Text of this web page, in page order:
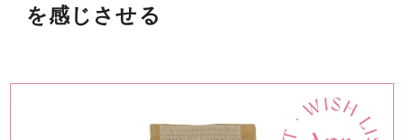
を感じさせる